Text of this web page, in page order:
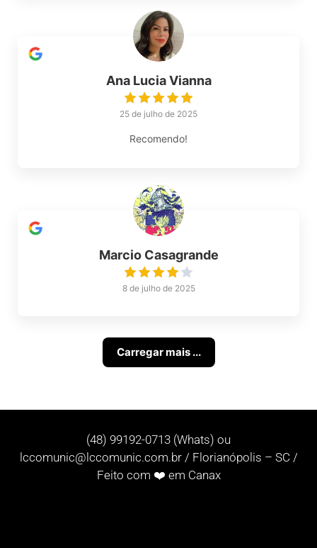
Ana Lucia Vianna
25 de julho de 2025
Recomendo!
Marcio Casagrande
8 de julho de 2025
Carregar mais ...
(48) 99192-0713 (Whats) ou
lccomunic@lccomunic.com.br/ Florianópolis – SC /
Feito com ❤️ em Canax